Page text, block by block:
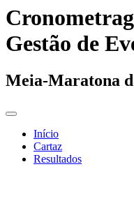
Gestão de
Meia-Maratona
Início
Cartaz
Resultados